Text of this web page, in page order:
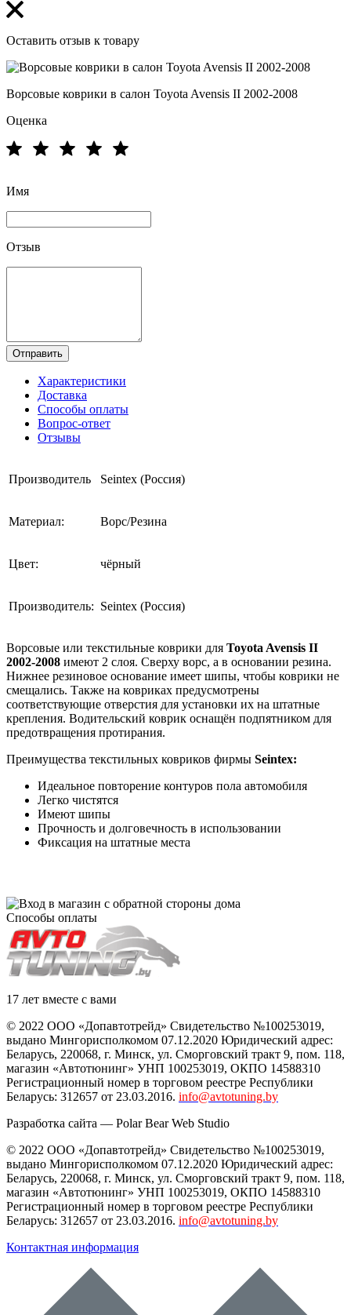
Оставить отзыв к товару
Ворсовые коврики в салон Toyota Avensis II 2002-2008
Оценка
Имя
Отзыв
Отправить
Характеристики
Доставка
Способы оплаты
Вопрос-ответ
Отзывы
Производитель Seintex (Россия)
Материал: Ворс/Резина
Цвет: чёрный
Производитель: Seintex (Россия)
Ворсовые или текстильные коврики для Toyota Avensis II
2002-2008 имеют 2 слоя. Сверху ворс, а в основании резина.
Нижнее резиновое основание имеет шипы, чтобы коврики не
смещались. Также на ковриках предусмотрены
соответствующие отверстия для установки их на штатные
крепления. Водительский коврик оснащён подпятником для
предотвращения протирания.
Преимущества текстильных ковриков фирмы Seintex:
Идеальное повторение контуров пола автомобиля
Легко чистятся
Имеют шипы
Прочность и долговечность в использовании
Фиксация на штатные места
Способы оплаты
17 лет вместе с вами
© 2022 ООО «Допавтотрейд» Свидетельство №100253019,
выдано Мингорисполкомом 07.12.2020 Юридический адрес:
Беларусь, 220068, г. Минск, ул. Сморговский тракт 9, пом. 118,
магазин «Автотюнинг» УНП 100253019, ОКПО 14588310
Регистрационный номер в торговом реестре Республики
Беларусь: 312657 от 23.03.2016. info@avtotuning.by
Разработка сайта — Polar Bear Web Studio
© 2022 ООО «Допавтотрейд» Свидетельство №100253019,
выдано Мингорисполкомом 07.12.2020 Юридический адрес:
Беларусь, 220068, г. Минск, ул. Сморговский тракт 9, пом. 118,
магазин «Автотюнинг» УНП 100253019, ОКПО 14588310
Регистрационный номер в торговом реестре Республики
Беларусь: 312657 от 23.03.2016. info@avtotuning.by
Контактная информация